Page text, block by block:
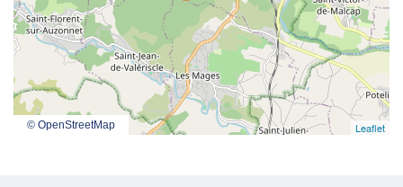
Leaflet
© OpenStreetMap